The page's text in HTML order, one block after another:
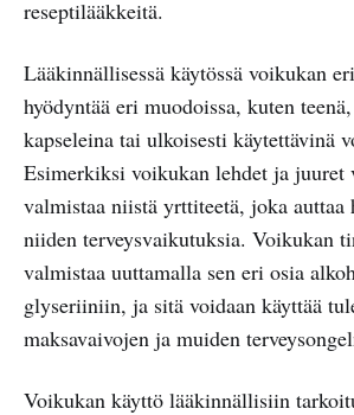
reseptilääkkeitä.
Lääkinnällisessä käytössä voikukan
hyödyntää eri muodoissa, kuten
kapseleina tai ulkoisesti käytettävinä
Esimerkiksi voikukan lehdet ja juuret
valmistaa niistä yrttiteetä, joka auttaa
niiden terveysvaikutuksia. Voikukan
valmistaa uuttamalla sen eri osia
glyseriiniin, ja sitä voidaan käyttää
maksavaivojen ja muiden
Voikukan käyttö lääkinnällisiin